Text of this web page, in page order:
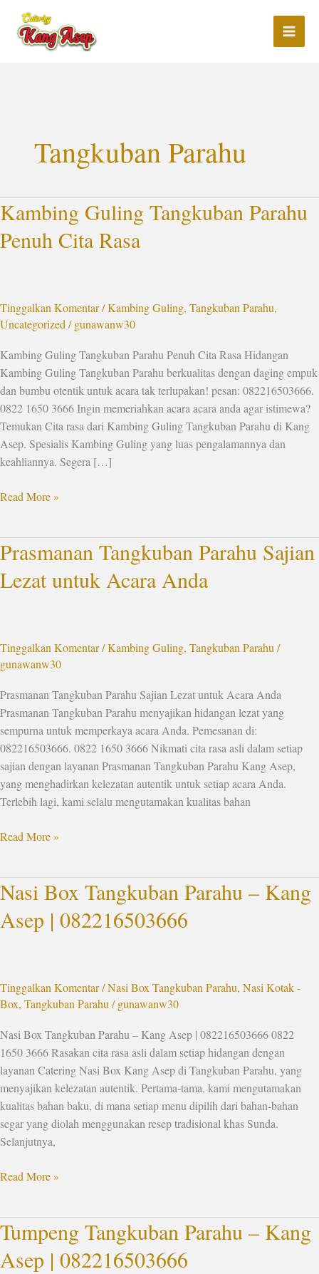
konten
Tangkuban Parahu
Kambing Guling Tangkuban Parahu
Penuh Cita Rasa
Tinggalkan Komentar/Kambing Guling, Tangkuban Parahu,
Uncategorized /gunawanw30
Kambing Guling Tangkuban Parahu Penuh Cita Rasa Hidangan
Kambing Guling Tangkuban Parahu berkualitas dengan daging empuk
dan bumbu otentik untuk acara tak terlupakan! pesan: 082216503666.
0822 1650 3666 Ingin memeriahkan acara acara anda agar istimewa?
Temukan Cita rasa dari Kambing Guling Tangkuban Parahu di Kang
Asep. Spesialis Kambing Guling yang luas pengalamannya dan
keahliannya. Segera […]
Kambing
Guling
Tangkuban
Rasa
Read More »
Prasmanan Tangkuban Parahu Sajian
Lezat untuk Acara Anda
Tinggalkan Komentar/Kambing Guling, Tangkuban Parahu /
gunawanw30
Prasmanan Tangkuban Parahu Sajian Lezat untuk Acara Anda
Prasmanan Tangkuban Parahu menyajikan hidangan lezat yang
sempurna untuk memperkaya acara Anda. Pemesanan di:
082216503666. 0822 1650 3666 Nikmati cita rasa asli dalam setiap
sajian dengan layanan Prasmanan Tangkuban Parahu Kang Asep,
yang menghadirkan kelezatan autentik untuk setiap acara Anda.
Terlebih lagi, kami selalu mengutamakan kualitas bahan
Prasmanan
Tangkuban
Parahu
Acara
Anda
Read More »
Nasi Box Tangkuban Parahu – Kang
Asep | 082216503666
Tinggalkan Komentar/Nasi Box Tangkuban Parahu, Nasi Kotak -
Box, Tangkuban Parahu /gunawanw30
Nasi Box Tangkuban Parahu – Kang Asep | 082216503666 0822
1650 3666 Rasakan cita rasa asli dalam setiap hidangan dengan
layanan Catering Nasi Box Kang Asep di Tangkuban Parahu, yang
menyajikan kelezatan autentik. Pertama-tama, kami mengutamakan
kualitas bahan baku, di mana setiap menu dipilih dari bahan-bahan
segar yang diolah menggunakan resep tradisional khas Sunda.
Selanjutnya,
Nasi
Box
Tangkuban
Asep
|
082216503666
Read More »
Tumpeng Tangkuban Parahu – Kang
Asep | 082216503666
Tumpeng
Tangkuban
Parahu